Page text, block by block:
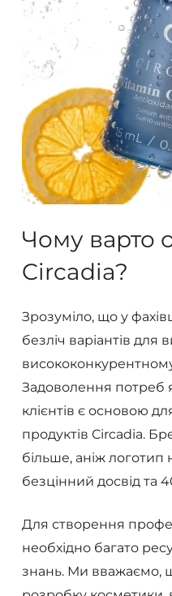
Чому варто
Circadia?
Зрозуміло, що у
безліч варіантів
Задоволення потреб
клієнтів є основою
продуктів Circadia.
більше, аніж логотип
безцінний досвід та
Для створення
необхідно багато
знань. Ми вважаємо,